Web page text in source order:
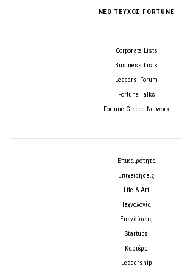
ΝΕΟ ΤΕΥΧΟΣ FORTUNE
Corporate Lists
Business Lists
Leaders’ Forum
Fortune Talks
Fortune Greece Network
Επικαιρότητα
Επιχειρήσεις
Life & Art
Τεχνολογία
Επενδύσεις
Startups
Καριέρα
Leadership